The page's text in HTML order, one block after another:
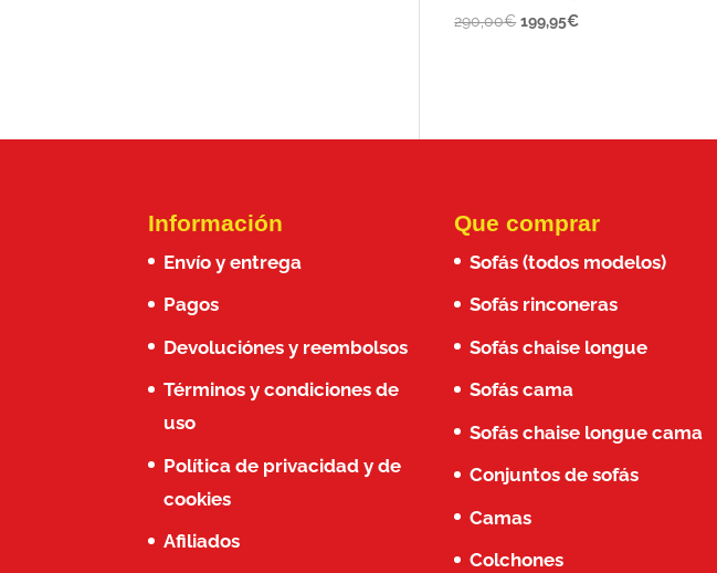
290,00€ El
199,95€El
Información
Envío y entrega
Pagos
Devoluciónes y reembolsos
Términos y condiciones de
uso
Política de privacidad y de
cookies
Afiliados
Que comprar
Sofás (todos modelos)
Sofás rinconeras
Sofás chaise longue
Sofás cama
Sofás chaise longue cama
Conjuntos de sofás
Camas
Colchones